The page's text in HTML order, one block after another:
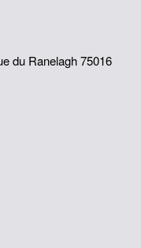
du Ranelagh75016